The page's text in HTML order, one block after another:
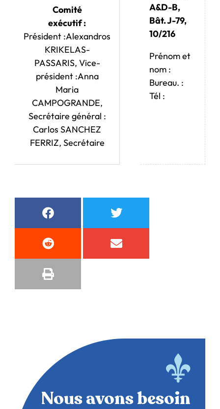
Comité
exécutif :
Président :Alexandros
KRIKELAS-
PASSARIS, Vice-
président :Anna
Maria
CAMPOGRANDE,
Secrétaire général :
Carlos SANCHEZ
FERRIZ, Secrétaire
A&D-B,
Bât. J-79,
10/216
Prénom et
nom :
Bureau. :
Tél :
Nous avons besoin